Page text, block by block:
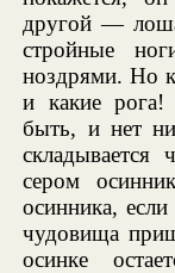
другой —
стройные
ноздрями. Но
и какие
быть, и нет
сером
осинника,
чудовища
осинке